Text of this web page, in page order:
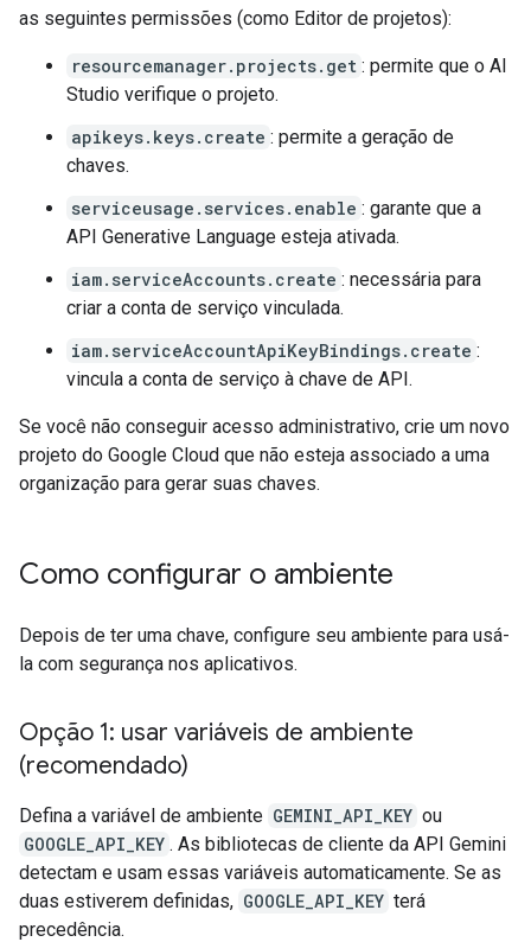
as seguintes permissões (como Editor de projetos):
resourcemanager.projects.get : permite que o AI
Studio verifique o projeto.
apikeys.keys.create : permite a geração de
chaves.
serviceusage.services.enable : garante que a
API Generative Language esteja ativada.
iam.serviceAccounts.create : necessária para
criar a conta de serviço vinculada.
iam.serviceAccountApiKeyBindings.create :
vincula a conta de serviço à chave de API.
Se você não conseguir acesso administrativo, crie um novo
projeto do Google Cloud que não esteja associado a uma
organização para gerar suas chaves.
Como configurar o ambiente
Depois de ter uma chave, configure seu ambiente para usá-
la com segurança nos aplicativos.
Opção 1: usar variáveis de ambiente
(recomendado)
Defina a variável de ambiente GEMINI_API_KEY ou
GOOGLE_API_KEY . As bibliotecas de cliente da API Gemini
detectam e usam essas variáveis automaticamente. Se as
duas estiverem definidas, GOOGLE_API_KEY terá
precedência.